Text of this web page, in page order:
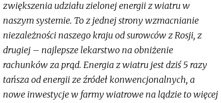
zwiększenia udziału zielonej energii z wiatru w
naszym systemie. To z jednej strony wzmacnianie
niezależności naszego kraju od surowców z Rosji, z
drugiej – najlepsze lekarstwo na obniżenie
rachunków za prąd. Energia z wiatru jest dziś 5 razy
tańsza od energii ze źródeł konwencjonalnych, a
nowe inwestycje w farmy wiatrowe na lądzie to więcej